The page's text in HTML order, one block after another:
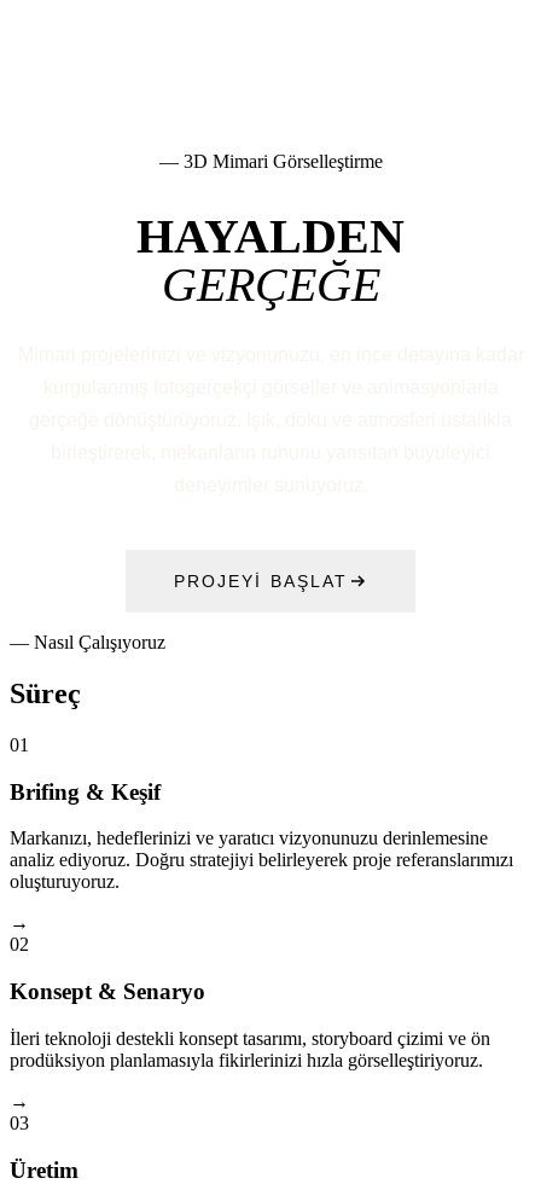
— 3D Mimari Görselleştirme
HAYALDEN
GERÇEĞE
PROJEYİ BAŞLAT
— Nasıl Çalışıyoruz
Süreç
01
Brifing & Keşif
Markanızı, hedeflerinizi ve yaratıcı vizyonunuzu derinlemesine
analiz ediyoruz. Doğru stratejiyi belirleyerek proje referanslarımızı
oluşturuyoruz.
→
02
Konsept & Senaryo
İleri teknoloji destekli konsept tasarımı, storyboard çizimi ve ön
prodüksiyon planlamasıyla fikirlerinizi hızla görselleştiriyoruz.
→
03
Üretim